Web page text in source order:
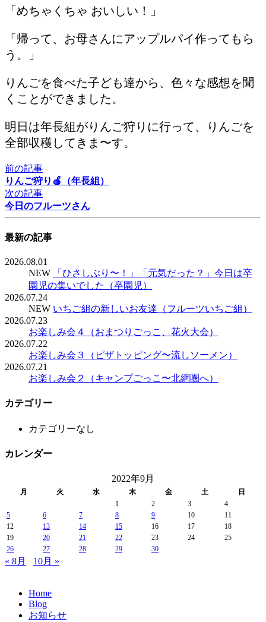
「めちゃくちゃ おいしい！」
「帰って、お母さんにアップルパイ作ってもら
う。」
りんごを食べた子ども達から、色々な感想を聞
くことができました。
明日は年長組がりんご狩りに行って、りんごを
全部収穫してきま〜す。
前の記事
りんご狩り🍎（年長組）
次の記事
今日のフルーツさん
最新の記事
2026.08.01
NEW
「ひさしぶり〜！」「元気だった？」今日は卒
園児の集いでした（卒園児）
2026.07.24
NEW いちご組の新しいお友達（フルーツいちご組）
2026.07.23
お楽しみ会４（おまつりごっこ、花火大会）
2026.07.22
お楽しみ会３（ピザトッピング〜流しソーメン）
2026.07.21
お楽しみ会２（キャンプごっこ〜北網圏へ）
カテゴリー
カテゴリーなし
カレンダー
2022年9月
月 火 水 木 金 土
日
1
2 3
4
5
6 7 8 9 10
11
12
13 14 15 16 17
18
19
20 21 22 23 24
25
26
27 28 29 30
« 8月 10月 »
Home
Blog
お知らせ